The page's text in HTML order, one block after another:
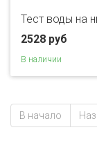
Тест воды на
2528 руб
В наличии
В начало